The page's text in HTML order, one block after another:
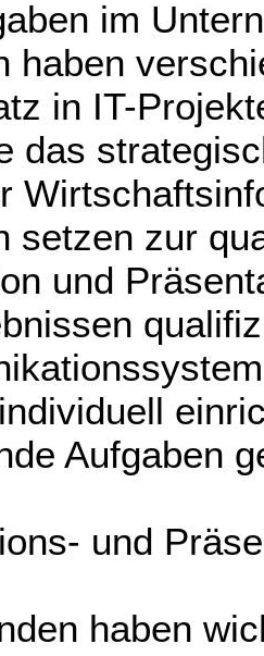
im
haben
in IT-
das
setzen zur
und
Aufgaben
und
haben